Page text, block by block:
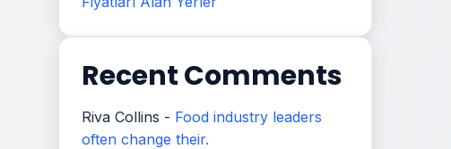
Recent Comments
Riva Collins - Food industry leaders
often change their.